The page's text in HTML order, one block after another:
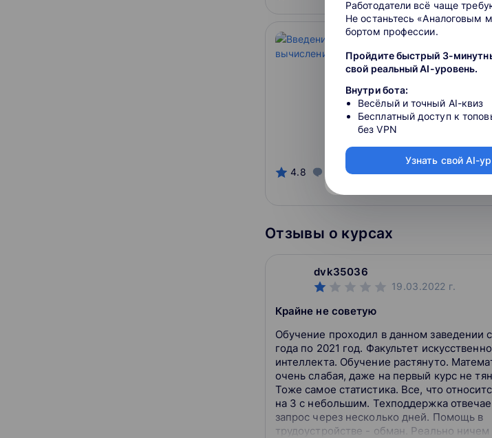
4.8 отзыво школе
бурно
на стыке
Отзывы о курсах
dvk35036
19.03.2022 г.
Крайне не советую
Обучение проходил в данном заведении
года по 2021 год. Факультет
интеллекта. Обучение растянуто.
очень слабая, даже на первый курс не
Тоже самое статистика. Все, что
на 3 с небольшим. Техподдержка
запрос через несколько дней. Помощь в
трудоустройстве - обман. Реально ничем
Работодатели всё чаще
Не останьтесь «Аналоговым
бортом профессии.
Пройдите быстрый 3-
свой реальный AI-уровень.
Внутри бота:
Весёлый и точный AI-квиз
Бесплатный доступ к
без VPN
Узнать свой AI-